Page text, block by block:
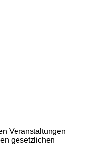
Veranstaltungen
gesetzlichen